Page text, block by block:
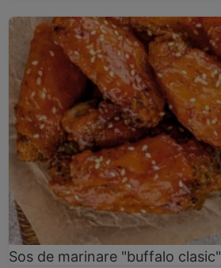
Sos de marinare "buffalo clasic"